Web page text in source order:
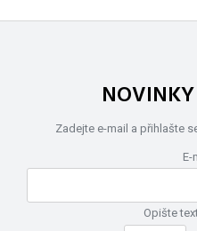
Zadejte e-mail a přihlašte
E-
Opište